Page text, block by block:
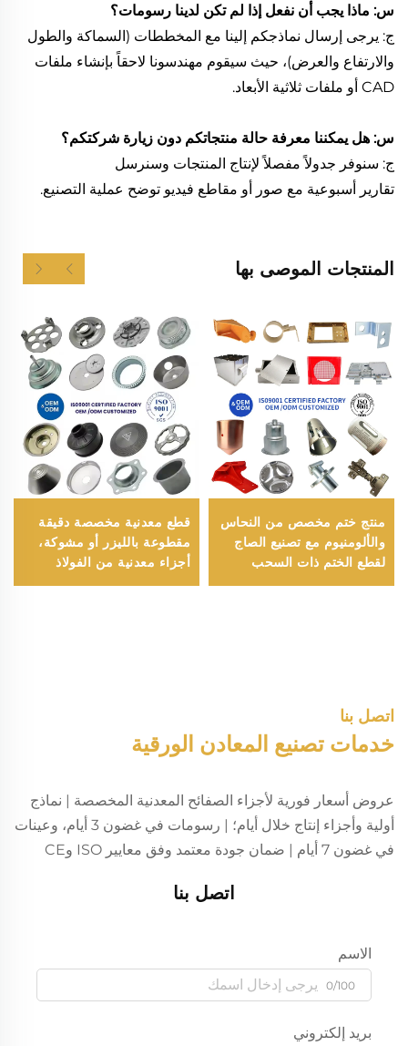
س: ماذا يجب أن نفعل إذا لم تكن لدينا رسومات؟
ج: يرجى إرسال نماذجكم إلينا مع المخططات (السماكة والطول
والارتفاع والعرض)، حيث سيقوم مهندسونا لاحقاً بإنشاء ملفات
CAD أو ملفات ثلاثية الأبعاد.
س: هل يمكننا معرفة حالة منتجاتكم دون زيارة شركتكم؟
ج: سنوفر جدولاً مفصلاً لإنتاج المنتجات وسنرسل
تقارير أسبوعية مع صور أو مقاطع فيديو توضح عملية التصنيع.
المنتجات الموصى بها
منتج ختم مخصص من النحاس
والألومنيوم مع تصنيع الصاج
لقطع الختم ذات السحب
العميق
قطع معدنية مخصصة دقيقة
مقطوعة بالليزر أو مشوكة،
أجزاء معدنية من الفولاذ
المقاوم للصدأ أو الألومنيوم أو
اتصل بنا
خدمات تصنيع المعادن الورقية
عروض أسعار فورية لأجزاء الصفائح المعدنية المخصصة | نماذج
أولية وأجزاء إنتاج خلال أيام؛ | رسومات في غضون 3 أيام، وعينات
في غضون 7 أيام | ضمان جودة معتمد وفق معايير ISO وCE
اتصل بنا
الاسم
0/100
بريد إلكتروني